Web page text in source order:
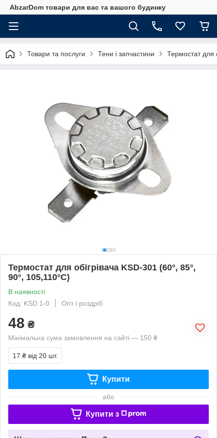
AbzarDom товари для вас та вашого будинку
Товари та послуги Тени і запчастини Термостат для
Термостат для обігрівача KSD-301 (60°, 85°,
90°, 105,110°С)
В наявності
Код: KSD 1-0
Опт і роздріб
48 ₴
Мінімальна сума замовлення на сайті — 150 ₴
17 ₴ від 20 шт.
Купити
або
Купити з